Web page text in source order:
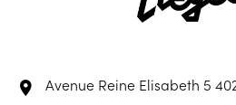
Avenue Reine Elisabeth 5